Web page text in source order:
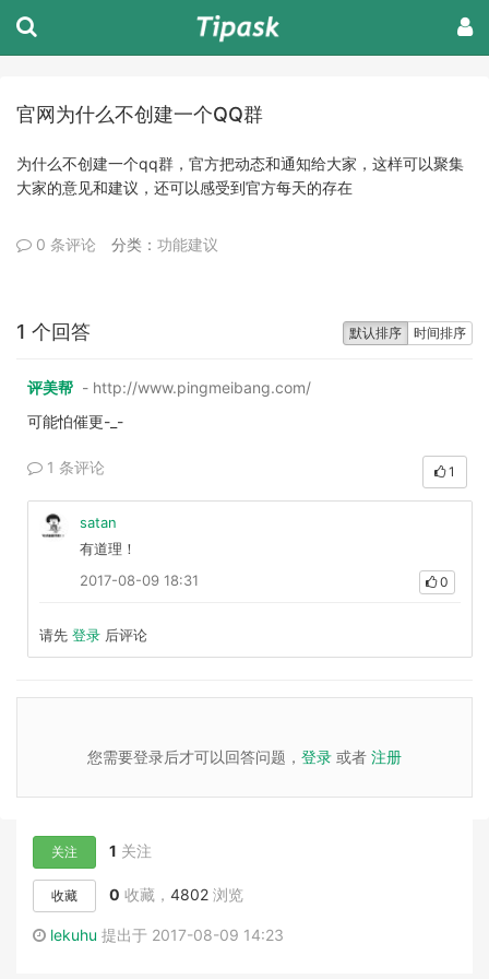
官网为什么不创建一个QQ群
为什么不创建一个qq群，官方把动态和通知给大家，这样可以聚集
大家的意见和建议，还可以感受到官方每天的存在
0 条评论 分类： 功能建议
默认排序 时间排序
1 个回答
评美帮 - http://www.pingmeibang.com/
可能怕催更-_-
1 条评论 1
satan
有道理！
2017-08-09 18:31
0
请先 登录 后评论
您需要登录后才可以回答问题， 登录 或者 注册
关注 1 关注
收藏 0 收藏， 4802 浏览
lekuhu 提出于 2017-08-09 14:23